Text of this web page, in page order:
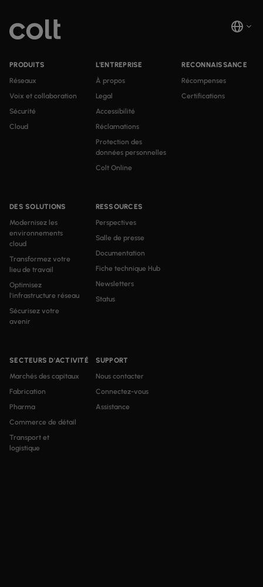
PRODUITS
Réseaux
Voix et collaboration
Sécurité
Cloud
DES SOLUTIONS
Modernisez les
environnements
cloud
Transformez votre
lieu de travail
Optimisez
l'infrastructure réseau
Sécurisez votre
avenir
SECTEURS D'ACTIVITÉ
Marchés des capitaux
Fabrication
Pharma
Commerce de détail
Transport et
logistique
RESSOURCES
Perspectives
Salle de presse
Documentation
Fiche technique Hub
Newsletters
Status
L'ENTREPRISE
À propos
Legal
Accessibilité
Réclamations
Protection des
données personnelles
Colt Online
SUPPORT
Nous contacter
Connectez-vous
Assistance
RECONNAISSANCE
Récompenses
Certifications